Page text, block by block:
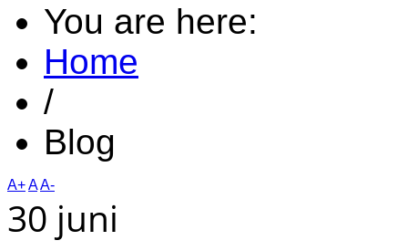
You are here:
Home
/
Blog
A+AA-
30 juni